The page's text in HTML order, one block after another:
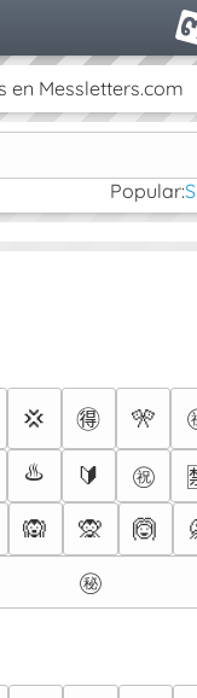
Messletters.com
Popular:
💢 🉐 🎌
♨️ 🔰 ㊗️
🙉 🙊 🙆
㊙️